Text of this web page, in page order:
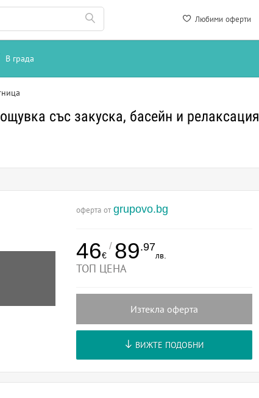
Любими оферти
В града
със закуска, басейн и релаксация
оферта от grupovo.bg
46€
/ 89.97
лв.
ТОП ЦЕНА
Изтекла оферта
ВИЖТЕ ПОДОБНИ